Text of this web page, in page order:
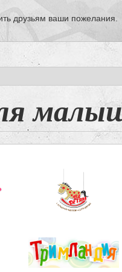
друзьям ваши пожелания.